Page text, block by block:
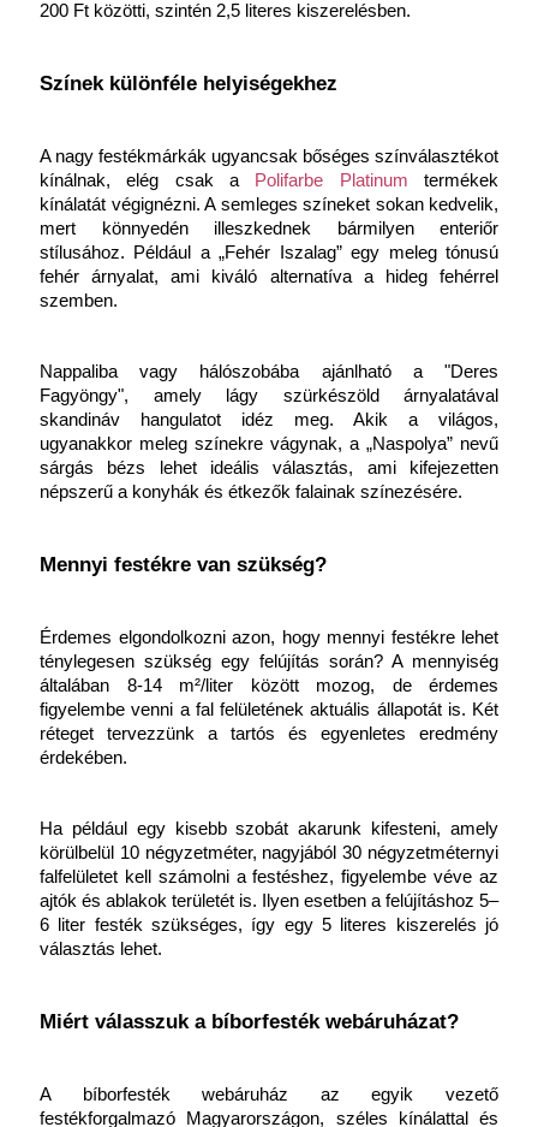
200 Ft közötti, szintén 2,5 literes kiszerelésben.
Színek különféle helyiségekhez
A nagy festékmárkák ugyancsak bőséges színválasztékot
kínálnak, elég csak a
Polifarbe Platinum termékek
kínálatát végignézni. A semleges színeket sokan kedvelik,
mert könnyedén illeszkednek bármilyen enteriőr
stílusához. Például a „Fehér Iszalag” egy meleg tónusú
fehér árnyalat, ami kiváló alternatíva a hideg fehérrel
szemben.
Nappaliba vagy hálószobába ajánlható a "Deres
Fagyöngy", amely lágy szürkészöld árnyalatával
skandináv hangulatot idéz meg. Akik a világos,
ugyanakkor meleg színekre vágynak, a „Naspolya” nevű
sárgás bézs lehet ideális választás, ami kifejezetten
népszerű a konyhák és étkezők falainak színezésére.
Mennyi festékre van szükség?
Érdemes elgondolkozni azon, hogy mennyi festékre lehet
ténylegesen szükség egy felújítás során? A mennyiség
általában 8-14 m²/liter között mozog, de érdemes
figyelembe venni a fal felületének aktuális állapotát is. Két
réteget tervezzünk a tartós és egyenletes eredmény
érdekében.
Ha például egy kisebb szobát akarunk kifesteni, amely
körülbelül 10 négyzetméter, nagyjából 30 négyzetméternyi
falfelületet kell számolni a festéshez, figyelembe véve az
ajtók és ablakok területét is. Ilyen esetben a felújításhoz 5–
6 liter festék szükséges, így egy 5 literes kiszerelés jó
választás lehet.
Miért válasszuk a bíborfesték webáruházat?
A bíborfesték webáruház az egyik vezető
festékforgalmazó Magyarországon, széles kínálattal és